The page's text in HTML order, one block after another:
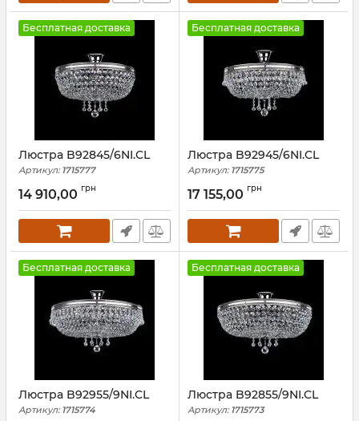
Бесплатная доставка
Люстра B92845/6NI.CL
Артикул:1715777
14 910,00 грн
Бесплатная доставка
Люстра B92945/6NI.CL
Артикул:1715775
17 155,00 грн
Бесплатная доставка
Люстра B92955/9NI.CL
Артикул:1715774
Бесплатная доставка
Люстра B92855/9NI.CL
Артикул:1715773